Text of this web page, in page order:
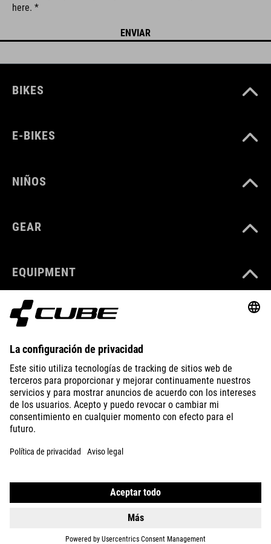
here. *
BIKES
E-BIKES
NIÑOS
GEAR
EQUIPMENT
SUPPORT
ABOUT US
EXPLORE